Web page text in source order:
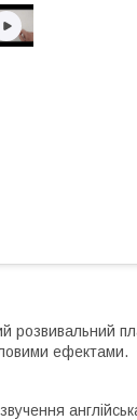
розвивальний
ефектами.